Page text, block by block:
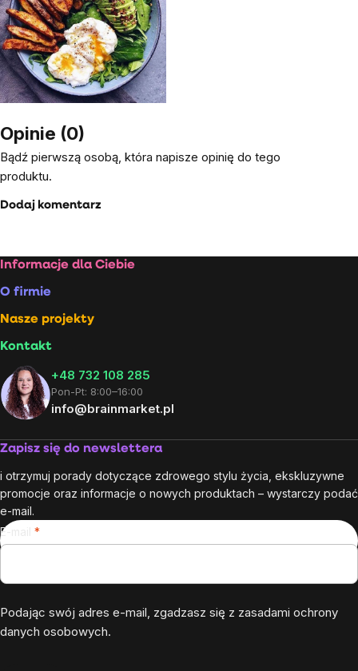
Opinie (0)
Bądź pierwszą osobą, która napisze opinię do tego
produktu.
Dodaj komentarz
Stopka
Informacje dla Ciebie
O firmie
Nasze projekty
Kontakt
+48 732 108 285
Pon-Pt: 8:00–16:00
info@brainmarket.pl
Zapisz się do newslettera
i otrzymuj porady dotyczące zdrowego stylu życia, ekskluzywne
promocje oraz informacje o nowych produktach – wystarczy podać
e-mail.
E-mail
Podając swój adres e-mail, zgadzasz się z zasadami ochrony
danych osobowych.